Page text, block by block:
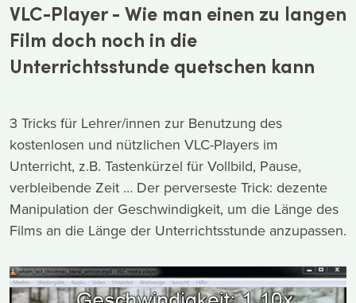
VLC-Player - Wie man einen zu langen
Film doch noch in die
Unterrichtsstunde quetschen kann
3 Tricks für Lehrer/innen zur Benutzung des
kostenlosen und nützlichen VLC-Players im
Unterricht, z.B. Tastenkürzel für Vollbild, Pause,
verbleibende Zeit … Der perverseste Trick: dezente
Manipulation der Geschwindigkeit, um die Länge des
Films an die Länge der Unterrichtsstunde anzupassen.